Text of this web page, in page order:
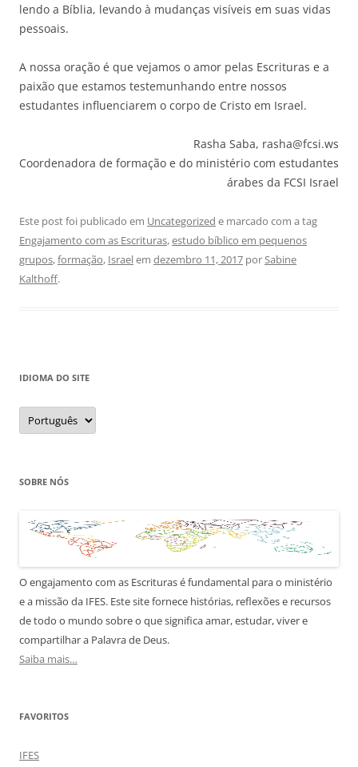
lendo a Bíblia, levando à mudanças visíveis em suas vidas
pessoais.
A nossa oração é que vejamos o amor pelas Escrituras e a
paixão que estamos testemunhando entre nossos
estudantes influenciarem o corpo de Cristo em Israel.
Rasha Saba, rasha@fcsi.ws
Coordenadora de formação e do ministério com estudantes
árabes da FCSI Israel
Este post foi publicado em Uncategorized e marcado com a tag
Engajamento com as Escrituras,estudo bíblico em pequenos
grupos,formação, Israelem dezembro 11, 2017 porSabine
Kalthoff.
IDIOMA DO SITE
Idioma
do
site
SOBRE NÓS
O engajamento com as Escrituras é fundamental para o ministério
e a missão da IFES. Este site fornece histórias, reflexões e recursos
de todo o mundo sobre o que significa amar, estudar, viver e
compartilhar a Palavra de Deus.
Saiba mais…
FAVORITOS
IFES